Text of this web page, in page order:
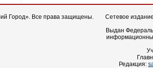
Город». Все права защищены.
Сетевое
Выдан
Редакция: